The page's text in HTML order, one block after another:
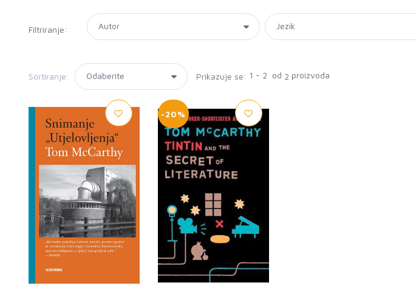
Filtriranje:
Sortiranje: Prikazuje se: 1 - 2 od 2 proizvoda
-20%